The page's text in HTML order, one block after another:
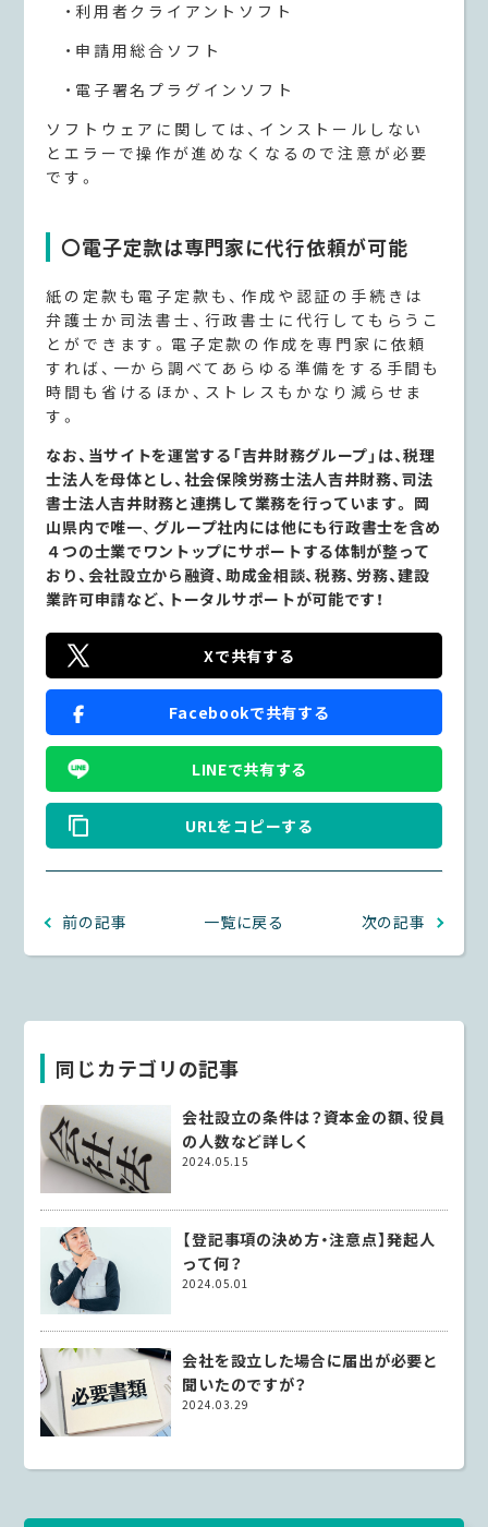
・利用者クライアントソフト
・申請用総合ソフト
・電子署名プラグインソフト
ソフトウェアに関しては、インストールしない
とエラーで操作が進めなくなるので注意が必要
です。
〇電子定款は専門家に代行依頼が可能
紙の定款も電子定款も、作成や認証の手続きは
弁護士か司法書士、行政書士に代行してもらうこ
とができます。電子定款の作成を専門家に依頼
すれば、一から調べてあらゆる準備をする手間も
時間も省けるほか、ストレスもかなり減らせま
す。
なお、当サイトを運営する「吉井財務グループ」は、税理
士法人を母体とし、社会保険労務士法人吉井財務、司法
書士法人吉井財務と連携して業務を行っています。 岡
山県内で唯一、グループ社内には他にも行政書士を含め
４つの士業でワントップにサポートする体制が整って
おり、会社設立から融資、助成金相談、税務、労務、建設
業許可申請など、トータルサポートが可能です！
Xで共有する
Facebookで共有する
LINEで共有する
URLをコピーする
前の記事 一覧に戻る 次の記事
同じカテゴリの記事
会社設立の条件は？資本金の額、役員
の人数など詳しく
2024.05.15
【登記事項の決め方・注意点】発起人
って何？
2024.05.01
会社を設立した場合に届出が必要と
聞いたのですが？
2024.03.29